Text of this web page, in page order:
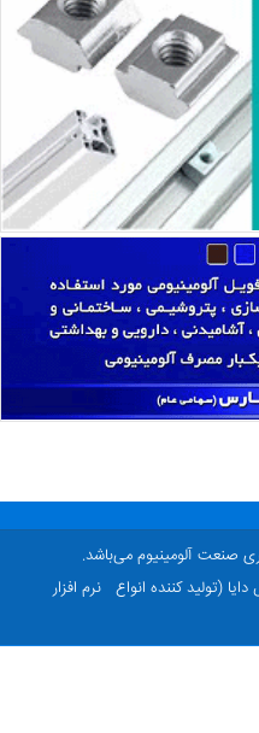
آلومینیوم می‌باشد.
کننده انواع نرم افزار